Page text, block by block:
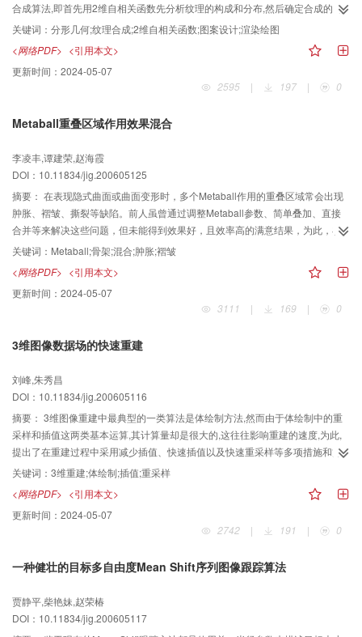
合成算法,即首先用2维自相关函数先分析纹理的构成和分布,然后确定合成的L形
邻域大小,最后将分形图案作为结构约束,并在HSL颜色空间上控制色彩渲染,实现
了结构约束的纹理合成,并通过选择两个特殊的分形数集来进行实验,生成了既有
样图纹理特征,又能控制色彩变化的分形图案.
关键词： 分形几何;纹理合成;2维自相关函数;图案设计;渲染绘图
<网络PDF> <引用本文>
更新时间： 2024-05-07
2595
| 197 | 0
Metaball重叠区域作用效果混合
李凌丰,谭建荣,赵海霞
DOI：10.11834/jig.200605125
摘要： 在表现隐式曲面或曲面变形时，多个Metaball作用的重叠区域常会出现
肿胀、褶皱、撕裂等缺陷。前人虽曾通过调整Metaball参数、简单叠加、直接
合并等来解决这些问题，但未能得到效果好，且效率高的满意结果，为此，在
分析、研究了Metaball单独作用、作用范围重叠的基础上，分别针对点骨架、
直线段、曲线段骨架，提出了线性加权和、代数混合、指数加权和方法，用以
处理多个Metaball在重叠区域的作用效果混合。实验表明。这些混合方法不但
可与曲面的表示方法以及Metaball势函数的形式无关，而且在边界处的过渡较
关键词： Metaball;骨架;混合;肿胀;褶皱
<网络PDF> <引用本文>
更新时间： 2024-05-07
3111
| 169 | 0
3维图像数据场的快速重建
刘峰,朱秀昌
DOI：10.11834/jig.200605116
摘要： 3维图像重建中最典型的一类算法是体绘制方法,然而由于体绘制中的重
采样和插值这两类基本运算,其计算量却是很大的,这往往影响重建的速度,为此,
提出了在重建过程中采用减少插值、快速插值以及快速重采样等多项措施和方
法,以加速3维图像的重建.实验表明,采用该方法重建时间约缩短了1/3,可见,这些
关键词： 3维重建;体绘制;插值;重采样
<网络PDF> <引用本文>
更新时间： 2024-05-07
2742
| 191 | 0
一种健壮的目标多自由度Mean Shift序列图像跟踪算法
贾静平,柴艳妹,赵荣椿
DOI：10.11834/jig.200605117